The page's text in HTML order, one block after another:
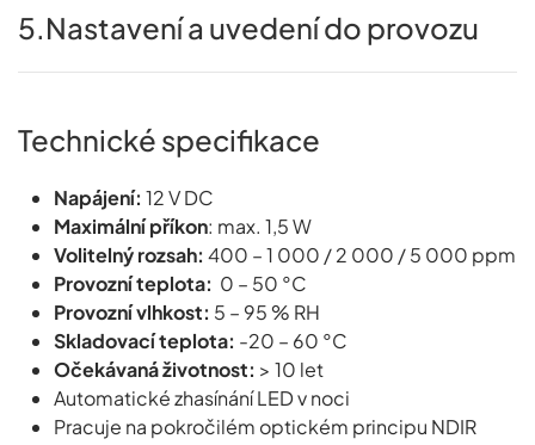
5.Nastavení a uvedení do provozu
Technické specifikace
Napájení: 12 V DC
Maximální příkon: max. 1,5 W
Volitelný rozsah: 400 – 1 000 / 2 000 / 5 000 ppm
Provozní teplota: 0 – 50 °C
Provozní vlhkost: 5 – 95 % RH
Skladovací teplota: -20 – 60 °C
Očekávaná životnost: > 10 let
Automatické zhasínání LED v noci
Pracuje na pokročilém optickém principu NDIR